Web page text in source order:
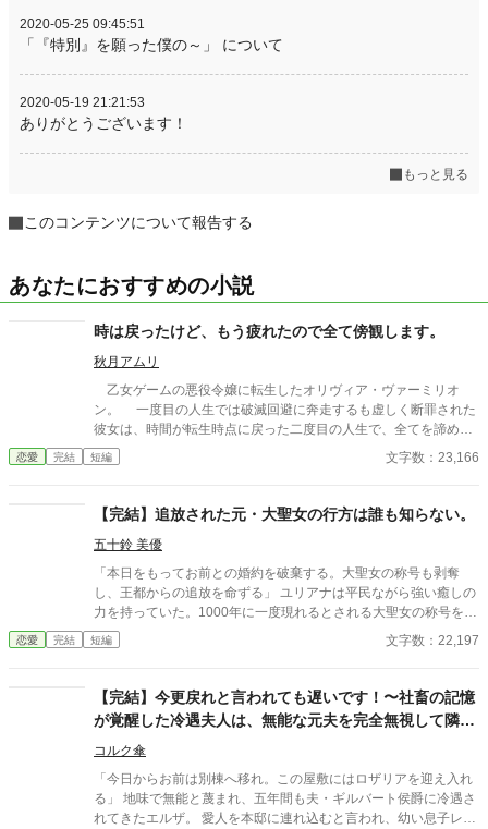
2020-05-25 09:45:51
「『特別』を願った僕の～」 について
2020-05-19 21:21:53
ありがとうございます！
もっと見る
このコンテンツについて報告する
あなたにおすすめの小説
時は戻ったけど、もう疲れたので全て傍観します。
秋月アムリ
乙女ゲームの悪役令嬢に転生したオリヴィア・ヴァーミリオ
ン。 一度目の人生では破滅回避に奔走するも虚しく断罪された
彼女は、時間が転生時点に戻った二度目の人生で、全てを諦めて
いた。 もう疲れた。どうせ無駄なら、せめて断罪の日まで穏や
かに眠って過ごしたい──そう願い、積極的に引きこもり傍観を決
者・セドリック王子が、なぜか彼女に献身的な優しさを見せ、
失った令嬢が、思いがけない波乱に巻き込まれていく。全てを諦
めたはずの人生で、彼女を待ち受ける未来とは──
恋愛 完結 短編 文字数：23,166
【完結】追放された元・大聖女の行方は誰も知らない。
五十鈴 美優
「本日をもってお前との婚約を破棄する。大聖女の称号も剥奪
し、王都からの追放を命ずる」 ユリアナは平民ながら強い癒しの
力を持っていた。1000年に一度現れるとされる大聖女の称号を得
て、婚約者となった王子リッドと共に魔物討伐に邁進する日々を
送っていた。 だがリッドはユリアナを休ませることなく働かせ、
つ上級魔物が、王国北部に襲来する。 ユリアナは全力を尽くした
ものの、多くの犠牲を出してしまった。 ユリアナはその責任を押
し付けられ、大聖女の称号を剥奪される。リッドからの婚約破棄
に加え、王都からの追放を命じられた。 それから一年。ユリアナ
はユーリと名を改め、顔を隠し、新たな職に就いていた。
恋愛 完結 短編 文字数：22,197
【完結】今更戻れと言われても遅いです！〜社畜の記憶
が覚醒した冷遇夫人は、無能な元夫を完全無視して隣国
の王太子と最速で黒字人生を掴み取ります〜
コルク傘
「今日からお前は別棟へ移れ。この屋敷にはロザリアを迎え入れ
る」 地味で無能と蔑まれ、五年間も夫・ギルバート侯爵に冷遇さ
れてきたエルザ。 愛人を本邸に連れ込むと言われ、幼い息子レオ